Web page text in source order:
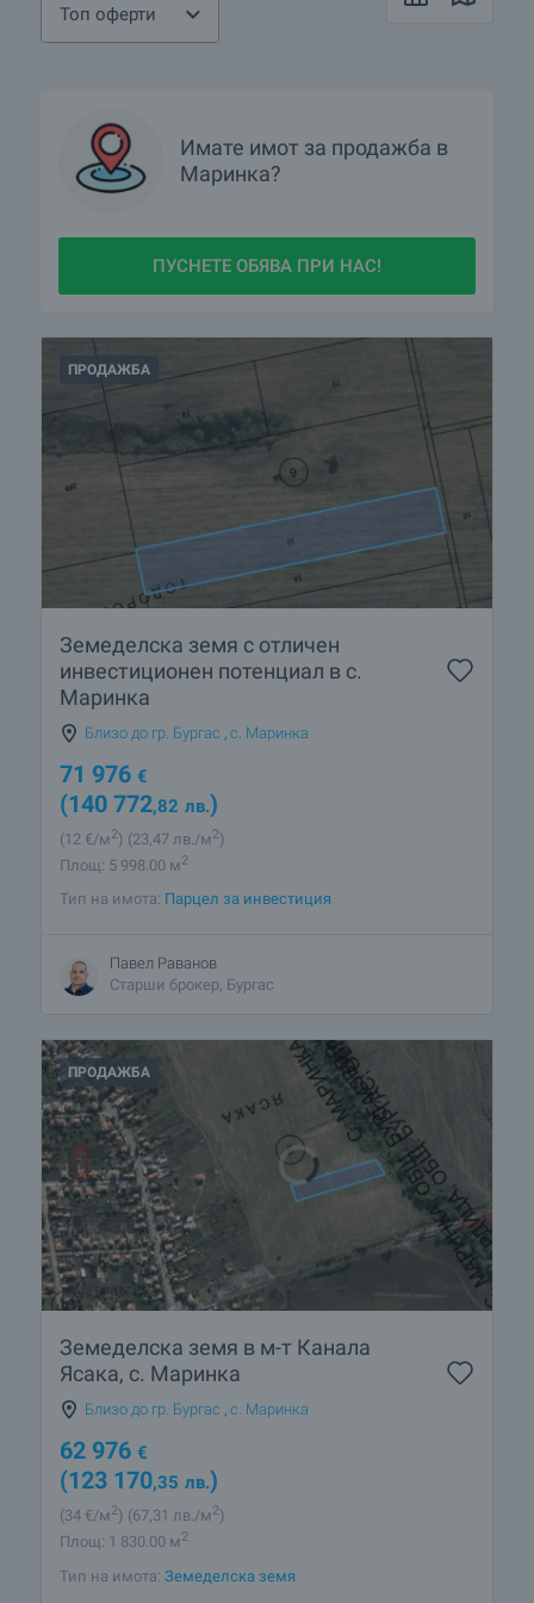
Топ оферти
Имате имот за продажба в
Маринка?
ПУСНЕТЕ ОБЯВА ПРИ НАС!
ПРОДАЖБА
Земеделска земя с отличен
инвестиционен потенциал в с.
Маринка
Близо до гр. Бургас с. Маринка
71 976 €
(140 772,82 лв.)
(12 €/м2) (23 ,47 лв./м2)
Площ: 5 998.00 м2
Тип на имота: Парцел за инвестиция
Павел Раванов
Старши брокер, Бургас
ПРОДАЖБА
Земеделска земя в м-т Канала
Ясака, с. Маринка
Близо до гр. Бургас с. Маринка
62 976 €
(123 170,35 лв.)
(34 €/м2) (67,31 лв./м2)
Площ: 1 830.00 м2
Тип на имота: Земеделска земя